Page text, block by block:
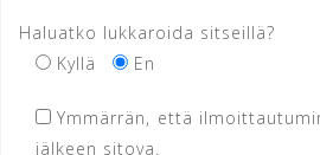
Haluatko lukkaroida sitseillä?
Kyllä
En
Ymmärrän, että
jälkeen sitova.